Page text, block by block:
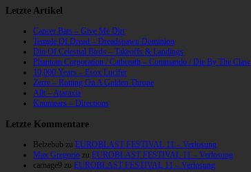
Letzte Artikel
Cancer Bats – Give Me Dirt
Temple Of Dread – Dreadspawn Dominion
Din Of Celestial Birds – Takeoffs & Landings
Phantom Corporation / Catbreath – Commando / Die By The Claw
10,000 Years – Esox Lucifer
Zerre – Rotting On A Golden Throne
Allt – Ataraxia
Knumears – Directions
Letzte Kommentare
Belzebub zu EUROBLAST FESTIVAL 11 – Verlosung
Max Gregorio zu EUROBLAST FESTIVAL 11 – Verlosung
carnage9 zu EUROBLAST FESTIVAL 11 – Verlosung